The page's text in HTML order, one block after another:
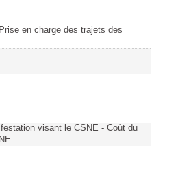
en charge des trajets des
visant le CSNE - Coût du